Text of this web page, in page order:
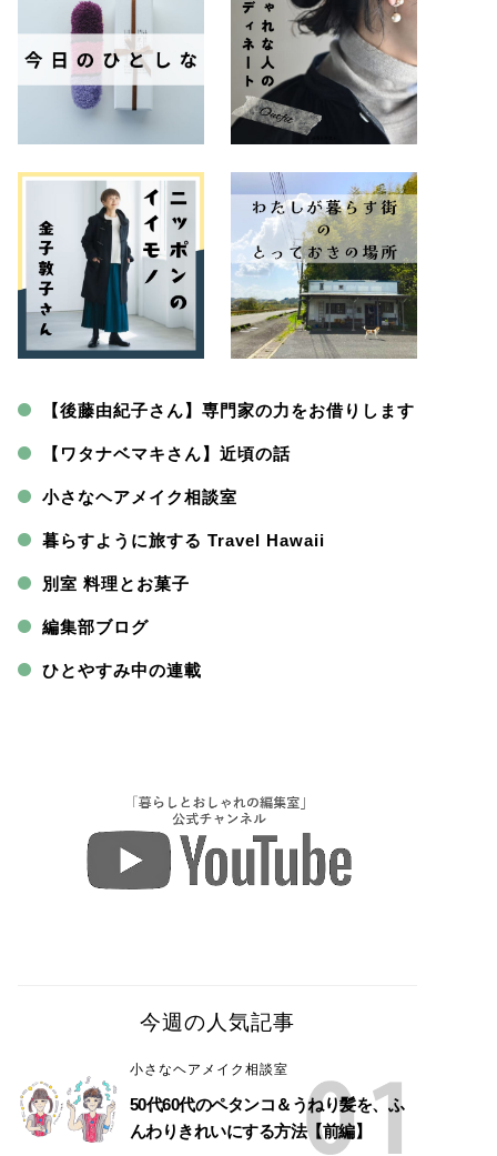
【後藤由紀子さん】専門家の力をお借りします
【ワタナベマキさん】近頃の話
小さなヘアメイク相談室
暮らすように旅する Travel Hawaii
別室 料理とお菓子
編集部ブログ
ひとやすみ中の連載
今週の人気記事
小さなヘアメイク相談室
50代60代のペタンコ＆うねり髪を、ふ
んわりきれいにする方法【前編】